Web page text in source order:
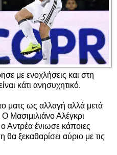
με ενοχλήσεις και στη
κάτι ανησυχητικό.
ματς ως αλλαγή αλλά μετά
Μασιμιλιάνο Αλέγκρι
ο Αντρέα ένιωσε κάποιες
θα ξεκαθαρίσει αύριο με τις